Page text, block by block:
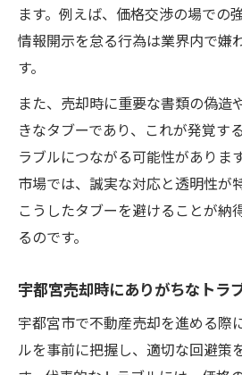
ます。例えば、価格交渉の場での
情報開示を怠る行為は業界内で嫌
す。
また、売却時に重要な書類の偽造
きなタブーであり、これが発覚す
ラブルにつながる可能性がありま
市場では、誠実な対応と透明性が
こうしたタブーを避けることが納
るのです。
宇都宮売却時にありがちなトラ
宇都宮市で不動産売却を進める際
ルを事前に把握し、適切な回避策